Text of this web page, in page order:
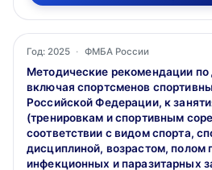
Год: 2025 · ФМБА России
Методические рекомендации по
включая спортсменов
Российской Федерации, к
(тренировкам и спортивным
соответствии с видом спорта,
дисциплиной, возрастом, полом
инфекционных и паразитарных